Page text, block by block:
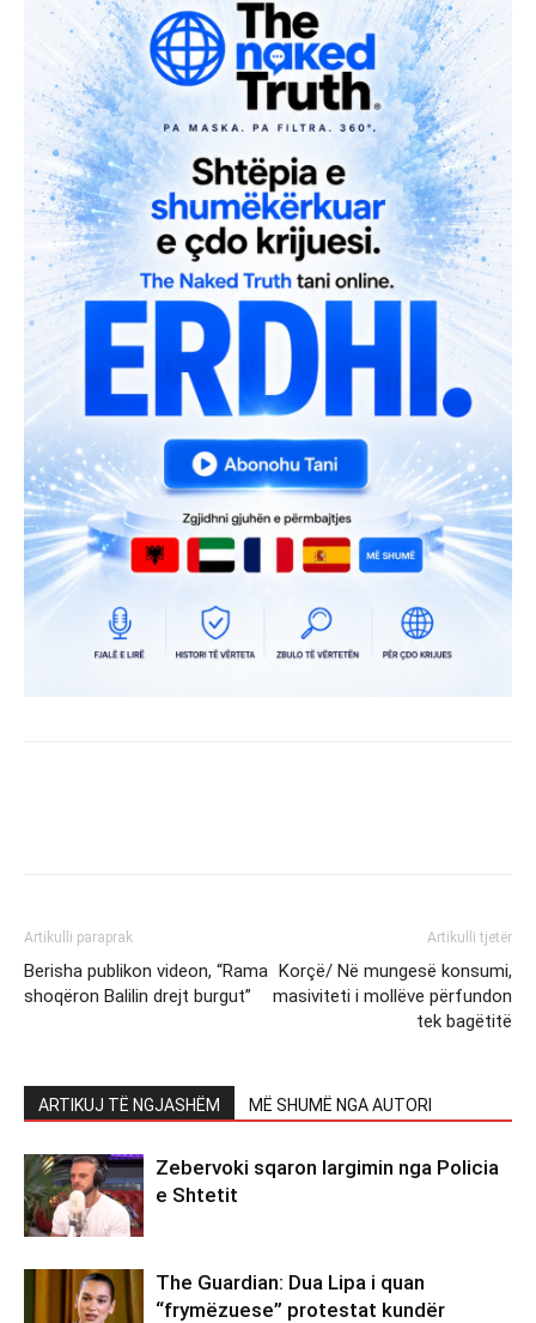
Artikulli paraprak
Berisha publikon videon, “Rama
shoqëron Balilin drejt burgut”
Artikulli tjetër
Korçë/ Në mungesë konsumi,
masiviteti i mollëve përfundon
tek bagëtitë
ARTIKUJ TË NGJASHËM MË SHUMË NGA AUTORI
Zebervoki sqaron largimin nga Policia
e Shtetit
The Guardian: Dua Lipa i quan
“frymëzuese” protestat kundër